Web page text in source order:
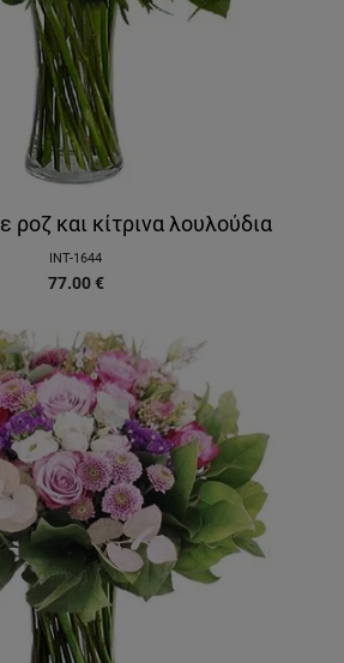
ροζ και κίτρινα λουλούδια
INT-1644
77.00 €